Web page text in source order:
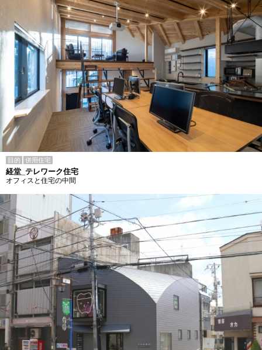
目的 併用住宅
経堂_テレワーク住宅
オフィスと住宅の中間